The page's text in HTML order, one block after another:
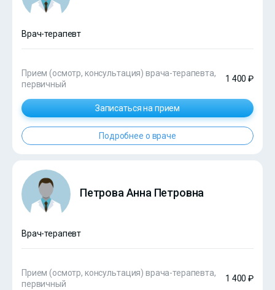
Врач-терапевт
Прием (осмотр, консультация) врача-терапевта,
первичный
1 400 ₽
Записаться на прием
Подробнее о враче
Петрова Анна Петровна
Врач-терапевт
Прием (осмотр, консультация) врача-терапевта,
первичный
1 400 ₽